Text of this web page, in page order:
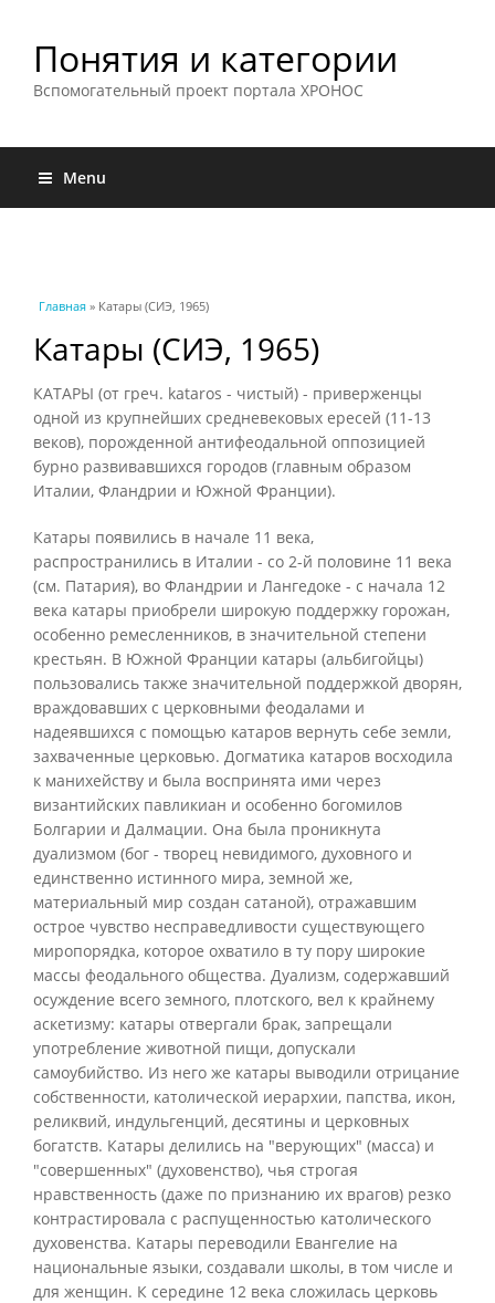
Понятия и категории
Вспомогательный проект портала ХРОНОС
Menu
Вы здесь
Главная » Катары (СИЭ, 1965)
Катары (СИЭ, 1965)
КАТАРЫ (от греч. kataros - чистый) - приверженцы
одной из крупнейших средневековых ересей (11-13
веков), порожденной антифеодальной оппозицией
бурно развивавшихся городов (главным образом
Италии, Фландрии и Южной Франции).
Катары появились в начале 11 века,
распространились в Италии - со 2-й половине 11 века
(см. Патария), во Фландрии и Лангедоке - с начала 12
века катары приобрели широкую поддержку горожан,
особенно ремесленников, в значительной степени
крестьян. В Южной Франции катары (альбигойцы)
пользовались также значительной поддержкой дворян,
враждовавших с церковными феодалами и
надеявшихся с помощью катаров вернуть себе земли,
захваченные церковью. Догматика катаров восходила
к манихейству и была воспринята ими через
византийских павликиан и особенно богомилов
Болгарии и Далмации. Она была проникнута
дуализмом (бог - творец невидимого, духовного и
единственно истинного мира, земной же,
материальный мир создан сатаной), отражавшим
острое чувство несправедливости существующего
миропорядка, которое охватило в ту пору широкие
массы феодального общества. Дуализм, содержавший
осуждение всего земного, плотского, вел к крайнему
аскетизму: катары отвергали брак, запрещали
употребление животной пищи, допускали
самоубийство. Из него же катары выводили отрицание
собственности, католической иерархии, папства, икон,
реликвий, индульгенций, десятины и церковных
богатств. Катары делились на "верующих" (масса) и
"совершенных" (духовенство), чья строгая
нравственность (даже по признанию их врагов) резко
контрастировала с распущенностью католического
духовенства. Катары переводили Евангелие на
национальные языки, создавали школы, в том числе и
для женщин. К середине 12 века сложилась церковь